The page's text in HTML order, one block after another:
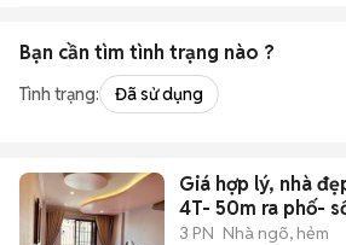
Bạn cần tìm tình trạng nào ?
Tình trạng: Đã sử dụng
Giá hợp lý, nhà
4T- 50m ra phố-
3 PN Nhà ngõ, hẻm